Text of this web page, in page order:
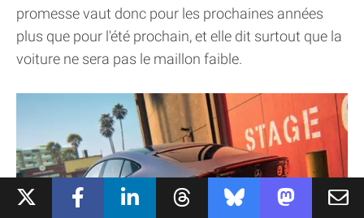
promesse vaut donc pour les prochaines années
plus que pour l'été prochain, et elle dit surtout que la
voiture ne sera pas le maillon faible.